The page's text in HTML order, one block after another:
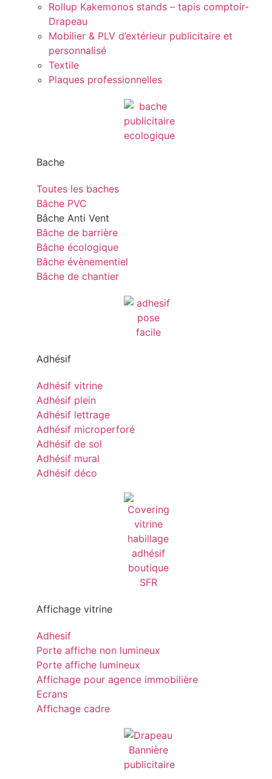
Rollup Kakemonos stands – tapis comptoir-
Drapeau
Mobilier & PLV d’extérieur publicitaire et
personnalisé
Textile
Plaques professionnelles
Bache
Toutes les baches
Bâche PVC
Bâche Anti Vent
Bâche de barrière
Bâche écologique
Bâche évènementiel
Bâche de chantier
Adhésif
Adhésif vitrine
Adhésif plein
Adhésif lettrage
Adhésif microperforé
Adhésif de sol
Adhésif mural
Adhésif déco
Affichage vitrine
Adhesif
Porte affiche non lumineux
Porte affiche lumineux
Affichage pour agence immobilière
Ecrans
Affichage cadre